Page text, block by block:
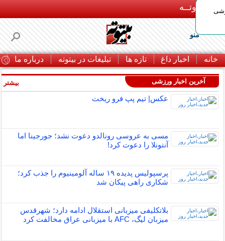
بـیتوتــه
منو
خانه اخبار داغ تازه ها تبلیغات در بیتوته درباره ما
آخرین اخبار ورزشی
عکس| تیم پپ فرو ریخت
مسی به عروسی رونالدو دعوت نشد؛ جورجینا اما
آنتونلا را دعوت کرد!
پرسپولیس پدیده ۱۹ ساله آلومینیوم را جذب کرد؛
شکاری راهی پیکان شد
بلاتکلیفی میزبانی استقلال ادامه دارد؛ شهرقدس
میزبان لیگ، AFC با میزبانی عراق مخالفت کرد
بیشتر